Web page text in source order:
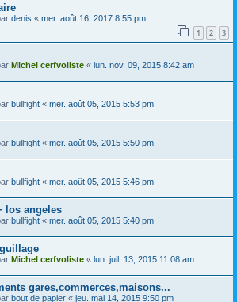
denis « mer. août 16, 2017 8:55 pm
1 2 3
Michel cerfvoliste « lun. nov. 09, 2015 8:42 am
bullfight « mer. août 05, 2015 5:53 pm
bullfight « mer. août 05, 2015 5:50 pm
bullfight « mer. août 05, 2015 5:46 pm
los angeles
bullfight « mer. août 05, 2015 5:40 pm
Michel cerfvoliste « lun. juil. 13, 2015 11:08 am
gares,commerces,maisons...
bout de papier « jeu. mai 14, 2015 9:50 pm